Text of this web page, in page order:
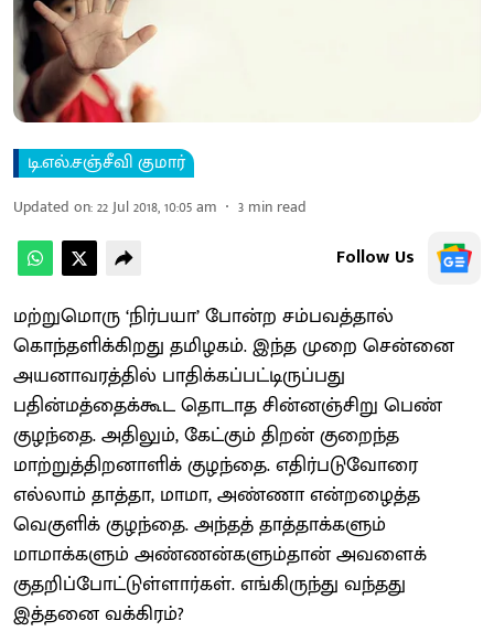
டி.எல்.சஞ்சீவி குமார்
Updated on:22 Jul 2018, 10:05 am 3 min read
Follow Us
மற்றுமொரு ‘நிர்பயா’ போன்ற சம்பவத்தால்
கொந்தளிக்கிறது தமிழகம். இந்த முறை சென்னை
அயனாவரத்தில் பாதிக்கப்பட்டிருப்பது
பதின்மத்தைக்கூட தொடாத சின்னஞ்சிறு பெண்
குழந்தை. அதிலும், கேட்கும் திறன் குறைந்த
மாற்றுத்திறனாளிக் குழந்தை. எதிர்படுவோரை
எல்லாம் தாத்தா, மாமா, அண்ணா என்றழைத்த
வெகுளிக் குழந்தை. அந்தத் தாத்தாக்களும்
மாமாக்களும் அண்ணன்களும்தான் அவளைக்
குதறிப்போட்டுள்ளார்கள். எங்கிருந்து வந்தது
இத்தனை வக்கிரம்?